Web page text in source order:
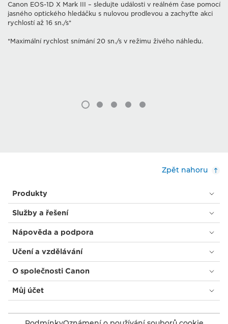
Canon EOS-1D X Mark III – sledujte události v reálném čase pomocí
jasného optického hledáčku s nulovou prodlevou a zachyťte akci
rychlostí až 16 sn./s*
*Maximální rychlost snímání 20 sn./s v režimu živého náhledu.
Zpět nahoru
Produkty
Služby a řešení
Nápověda a podpora
Učení a vzdělávání
O společnosti Canon
Můj účet